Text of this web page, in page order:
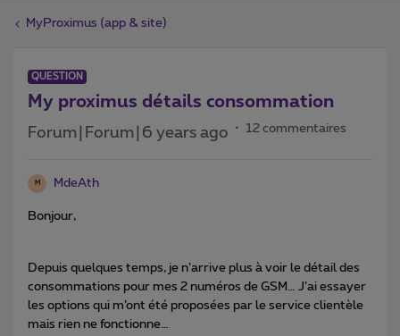
MyProximus (app & site)
QUESTION
My proximus détails consommation
Forum|Forum|6 years ago 12 commentaires
M MdeAth
Bonjour,
Depuis quelques temps, je n’arrive plus à voir le détail des
consommations pour mes 2 numéros de GSM… J’ai essayer
les options qui m’ont été proposées par le service clientèle
mais rien ne fonctionne…